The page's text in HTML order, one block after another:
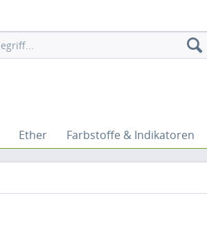
Ether Farbstoffe & Indikatoren